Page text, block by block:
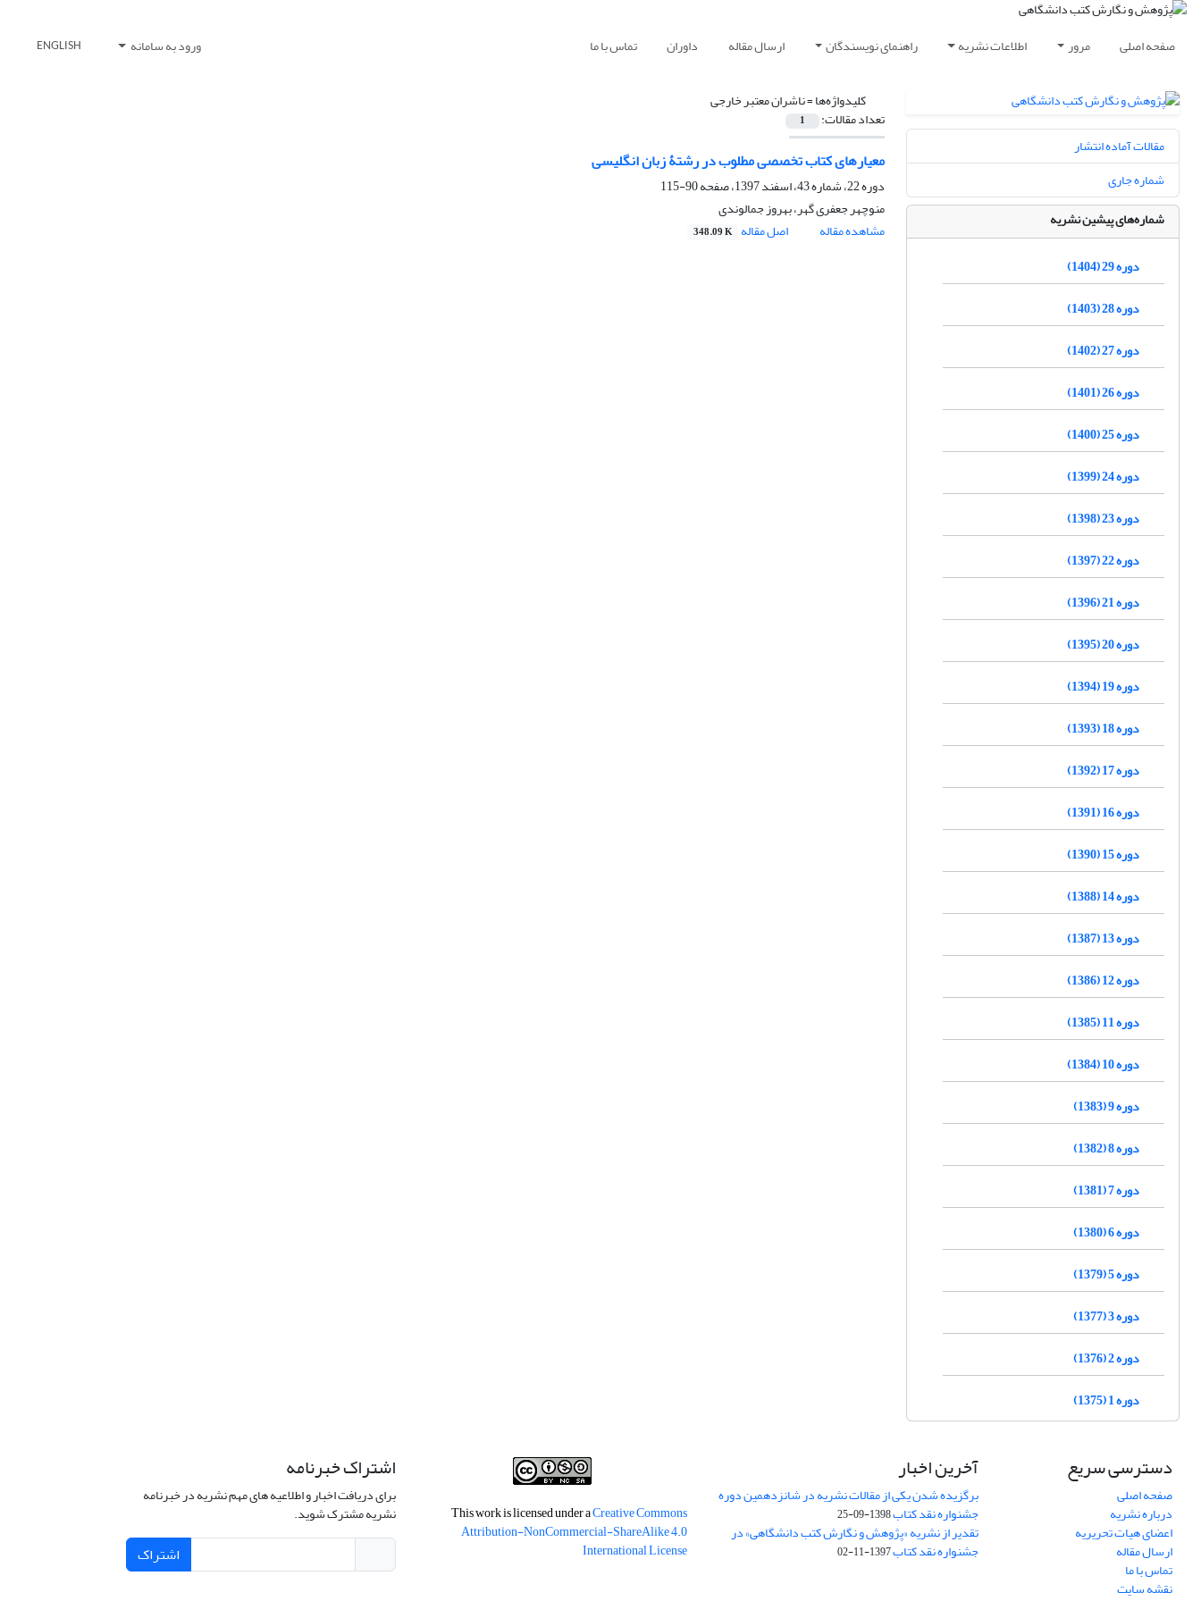
صفحه اصلی مرور اطلاعات نشریه راهنمای نویسندگان ارسال مقاله داوران تماس با ما ورود به سامانه ENGLISH
کلیدواژه‌ها =ناشران معتبر خارجی
تعداد مقالات: 1
معیارهای کتاب تخصصی مطلوب در رشتۀ زبان انگلیسی
دوره 22، شماره 43، اسفند 1397، صفحه
90-115
منوچهر جعفری گهر، بهروز جمالوندی
مشاهده مقاله
اصل مقاله 348.09 K
مقالات آماده انتشار
شماره جاری
شماره‌های پیشین نشریه
دوره 29 (1404)
دوره 28 (1403)
دوره 27 (1402)
دوره 26 (1401)
دوره 25 (1400)
دوره 24 (1399)
دوره 23 (1398)
دوره 22 (1397)
دوره 21 (1396)
دوره 20 (1395)
دوره 19 (1394)
دوره 18 (1393)
دوره 17 (1392)
دوره 16 (1391)
دوره 15 (1390)
دوره 14 (1388)
دوره 13 (1387)
دوره 12 (1386)
دوره 11 (1385)
دوره 10 (1384)
دوره 9 (1383)
دوره 8 (1382)
دوره 7 (1381)
دوره 6 (1380)
دوره 5 (1379)
دوره 3 (1377)
دوره 2 (1376)
دوره 1 (1375)
دسترسی سریع
صفحه اصلی
درباره نشریه
اعضای هیات تحریریه
ارسال مقاله
تماس با ما
نقشه سایت
آخرین اخبار
برگزیده شدن یکی از مقالات نشریه در شانزدهمین دوره
جشنواره نقد کتاب1398-09-25
تقدیر از نشریه «پژوهش و نگارش کتب دانشگاهی» در
جشنواره نقد کتاب1397-11-02
This work is licensed under aCreative Commons
Attribution-NonCommercial-ShareAlike 4.0
International License
اشتراک خبرنامه
برای دریافت اخبار و اطلاعیه های مهم نشریه در خبرنامه
نشریه مشترک شوید.
اشتراک